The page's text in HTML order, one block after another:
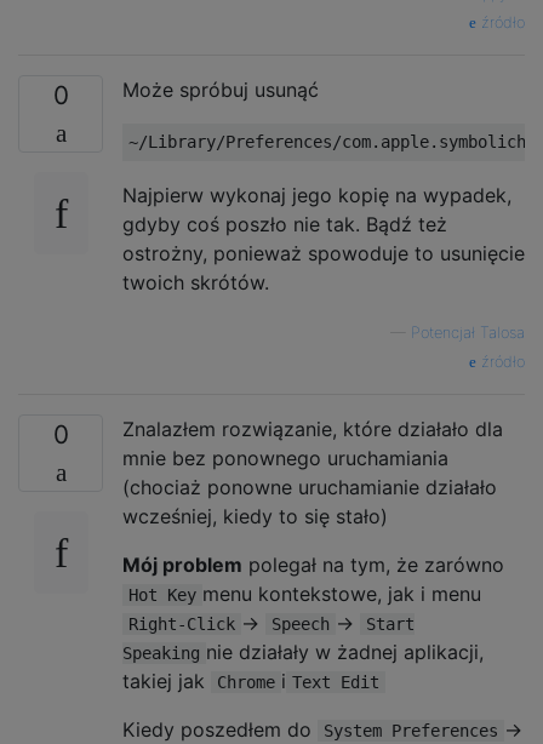
źródło
0 Może spróbuj usunąć
Najpierw wykonaj jego kopię na wypadek,
gdyby coś poszło nie tak. Bądź też
ostrożny, ponieważ spowoduje to usunięcie
twoich skrótów.
Potencjał Talosa
źródło
0
Znalazłem rozwiązanie, które działało dla
mnie bez ponownego uruchamiania
(chociaż ponowne uruchamianie działało
wcześniej, kiedy to się stało)
Mój problem polegał na tym, że zarówno
Hot Key menu kontekstowe, jak i menu
Right-Click -> Speech ->
Start
Speaking nie działały w żadnej aplikacji,
takiej jak
Chrome i Text Edit
Kiedy poszedłem do System Preferences ->